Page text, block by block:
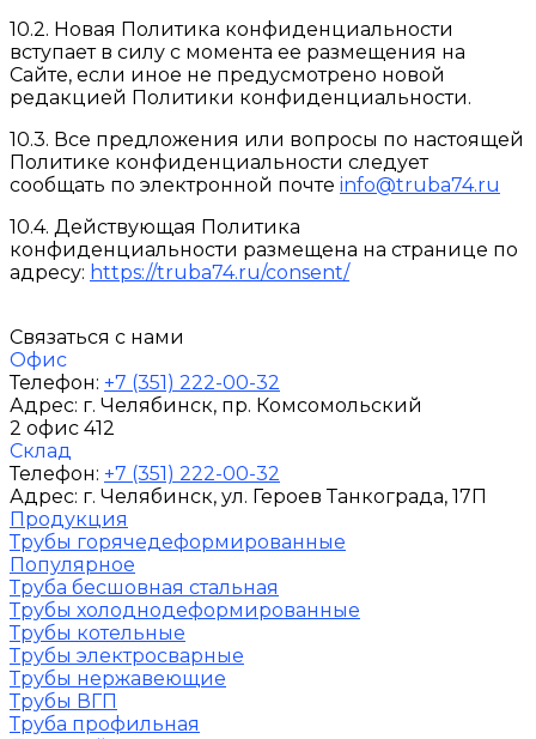
10.2. Новая Политика конфиденциальности
вступает в силу с момента ее размещения на
Сайте, если иное не предусмотрено новой
редакцией Политики конфиденциальности.
10.3. Все предложения или вопросы по настоящей
Политике конфиденциальности следует
сообщать по электронной почте info@truba74.ru
10.4. Действующая Политика
конфиденциальности размещена на странице по
адресу: https://truba74.ru/consent/
Связаться с нами
Офис
Телефон: +7 (351) 222-00-32
Адрес: г. Челябинск, пр. Комсомольский
2 офис 412
Склад
Телефон: +7 (351) 222-00-32
Адрес: г. Челябинск, ул. Героев Танкограда, 17П
Продукция
Трубы горячедеформированные
Популярное
Труба бесшовная стальная
Трубы холоднодеформированные
Трубы котельные
Трубы электросварные
Трубы нержавеющие
Трубы ВГП
Труба профильная